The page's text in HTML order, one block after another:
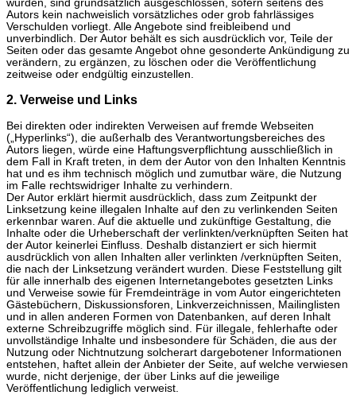
wurden, sind grundsätzlich ausgeschlossen, sofern seitens des
Autors kein nachweislich vorsätzliches oder grob fahrlässiges
Verschulden vorliegt. Alle Angebote sind freibleibend und
unverbindlich. Der Autor behält es sich ausdrücklich vor, Teile der
Seiten oder das gesamte Angebot ohne gesonderte Ankündigung zu
verändern, zu ergänzen, zu löschen oder die Veröffentlichung
zeitweise oder endgültig einzustellen.
2. Verweise und Links
Bei direkten oder indirekten Verweisen auf fremde Webseiten
(„Hyperlinks“), die außerhalb des Verantwortungsbereiches des
Autors liegen, würde eine Haftungsverpflichtung ausschließlich in
dem Fall in Kraft treten, in dem der Autor von den Inhalten Kenntnis
hat und es ihm technisch möglich und zumutbar wäre, die Nutzung
im Falle rechtswidriger Inhalte zu verhindern.
Der Autor erklärt hiermit ausdrücklich, dass zum Zeitpunkt der
Linksetzung keine illegalen Inhalte auf den zu verlinkenden Seiten
erkennbar waren. Auf die aktuelle und zukünftige Gestaltung, die
Inhalte oder die Urheberschaft der verlinkten/verknüpften Seiten hat
der Autor keinerlei Einfluss. Deshalb distanziert er sich hiermit
ausdrücklich von allen Inhalten aller verlinkten /verknüpften Seiten,
die nach der Linksetzung verändert wurden. Diese Feststellung gilt
für alle innerhalb des eigenen Internetangebotes gesetzten Links
und Verweise sowie für Fremdeinträge in vom Autor eingerichteten
Gästebüchern, Diskussionsforen, Linkverzeichnissen, Mailinglisten
und in allen anderen Formen von Datenbanken, auf deren Inhalt
externe Schreibzugriffe möglich sind. Für illegale, fehlerhafte oder
unvollständige Inhalte und insbesondere für Schäden, die aus der
Nutzung oder Nichtnutzung solcherart dargebotener Informationen
entstehen, haftet allein der Anbieter der Seite, auf welche verwiesen
wurde, nicht derjenige, der über Links auf die jeweilige
Veröffentlichung lediglich verweist.